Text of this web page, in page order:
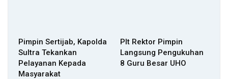
Pimpin Sertijab, Kapolda
Sultra Tekankan
Pelayanan Kepada
Masyarakat
Plt Rektor Pimpin
Langsung Pengukuhan
8 Guru Besar UHO